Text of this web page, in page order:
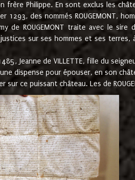
Philippe. En sont exclus les
des nommés ROUGEMONT,
de ROUGEMONT traite avec le
sur ses hommes et ses
Jeanne de VILLETTE, fille du
dispense pour épouser, en son
ce puissant château. Les de